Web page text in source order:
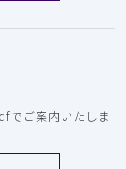
でご案内いたしま